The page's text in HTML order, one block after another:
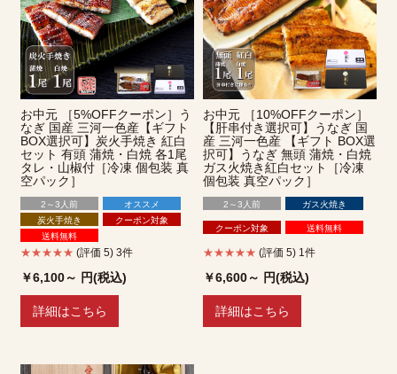
お中元 ［5%OFFクーポン］う
なぎ 国産 三河一色産【ギフト
BOX選択可】炭火手焼き 紅白
セット 有頭 蒲焼・白焼 各1尾
タレ・山椒付［冷凍 個包装 真
空パック］
2～3人前
オススメ
炭火手焼き
クーポン対象
送料無料
★★★★★ (評価 5) 3件
￥6,100～ 円(税込)
詳細はこちら
お中元 ［10%OFFクーポン］
【肝串付き選択可】うなぎ 国
産 三河一色産 【ギフト BOX選
択可】うなぎ 無頭 蒲焼・白焼
ガス火焼き紅白セット［冷凍
個包装 真空パック］
2～3人前 ガス火焼き
クーポン対象 送料無料
★★★★★ (評価 5) 1件
￥6,600～ 円(税込)
詳細はこちら